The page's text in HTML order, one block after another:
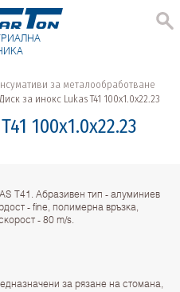
за металообработване
Диск за инокс Lukas T41 100x1.0x22.23
100x1.0x22.23
T41. Абразивен тип - алуминиев
- fine, полимерна връзка,
- 80 m/s.
за рязане на стомана,